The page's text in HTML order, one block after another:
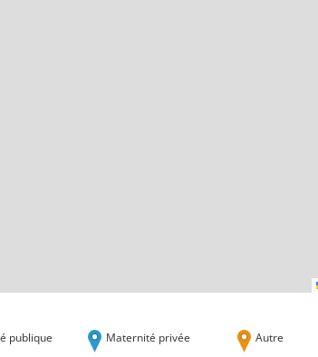
publique Maternité privée Autre